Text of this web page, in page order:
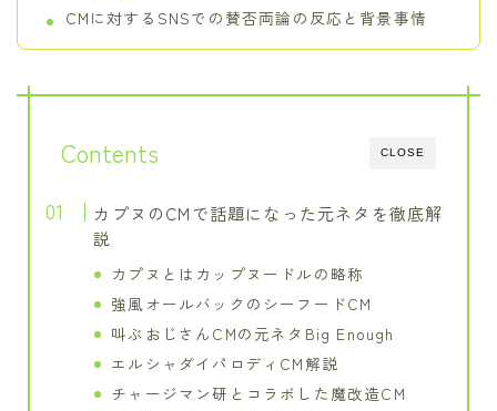
CMに対するSNSでの賛否両論の反応と背景事情
CLOSE
Contents
カプヌのCMで話題になった元ネタを徹底解
説
カプヌとはカップヌードルの略称
強風オールバックのシーフードCM
叫ぶおじさんCMの元ネタBig Enough
エルシャダイパロディCM解説
チャージマン研とコラボした魔改造CM